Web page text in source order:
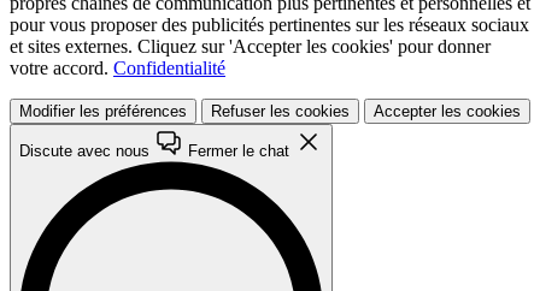
pour vous proposer des publicités pertinentes sur les réseaux sociaux
et sites externes. Cliquez sur 'Accepter les cookies' pour donner
votre accord. Confidentialité
Modifier les préférences Refuser les cookies Accepter les cookies
Discute avec nous Fermer le chat